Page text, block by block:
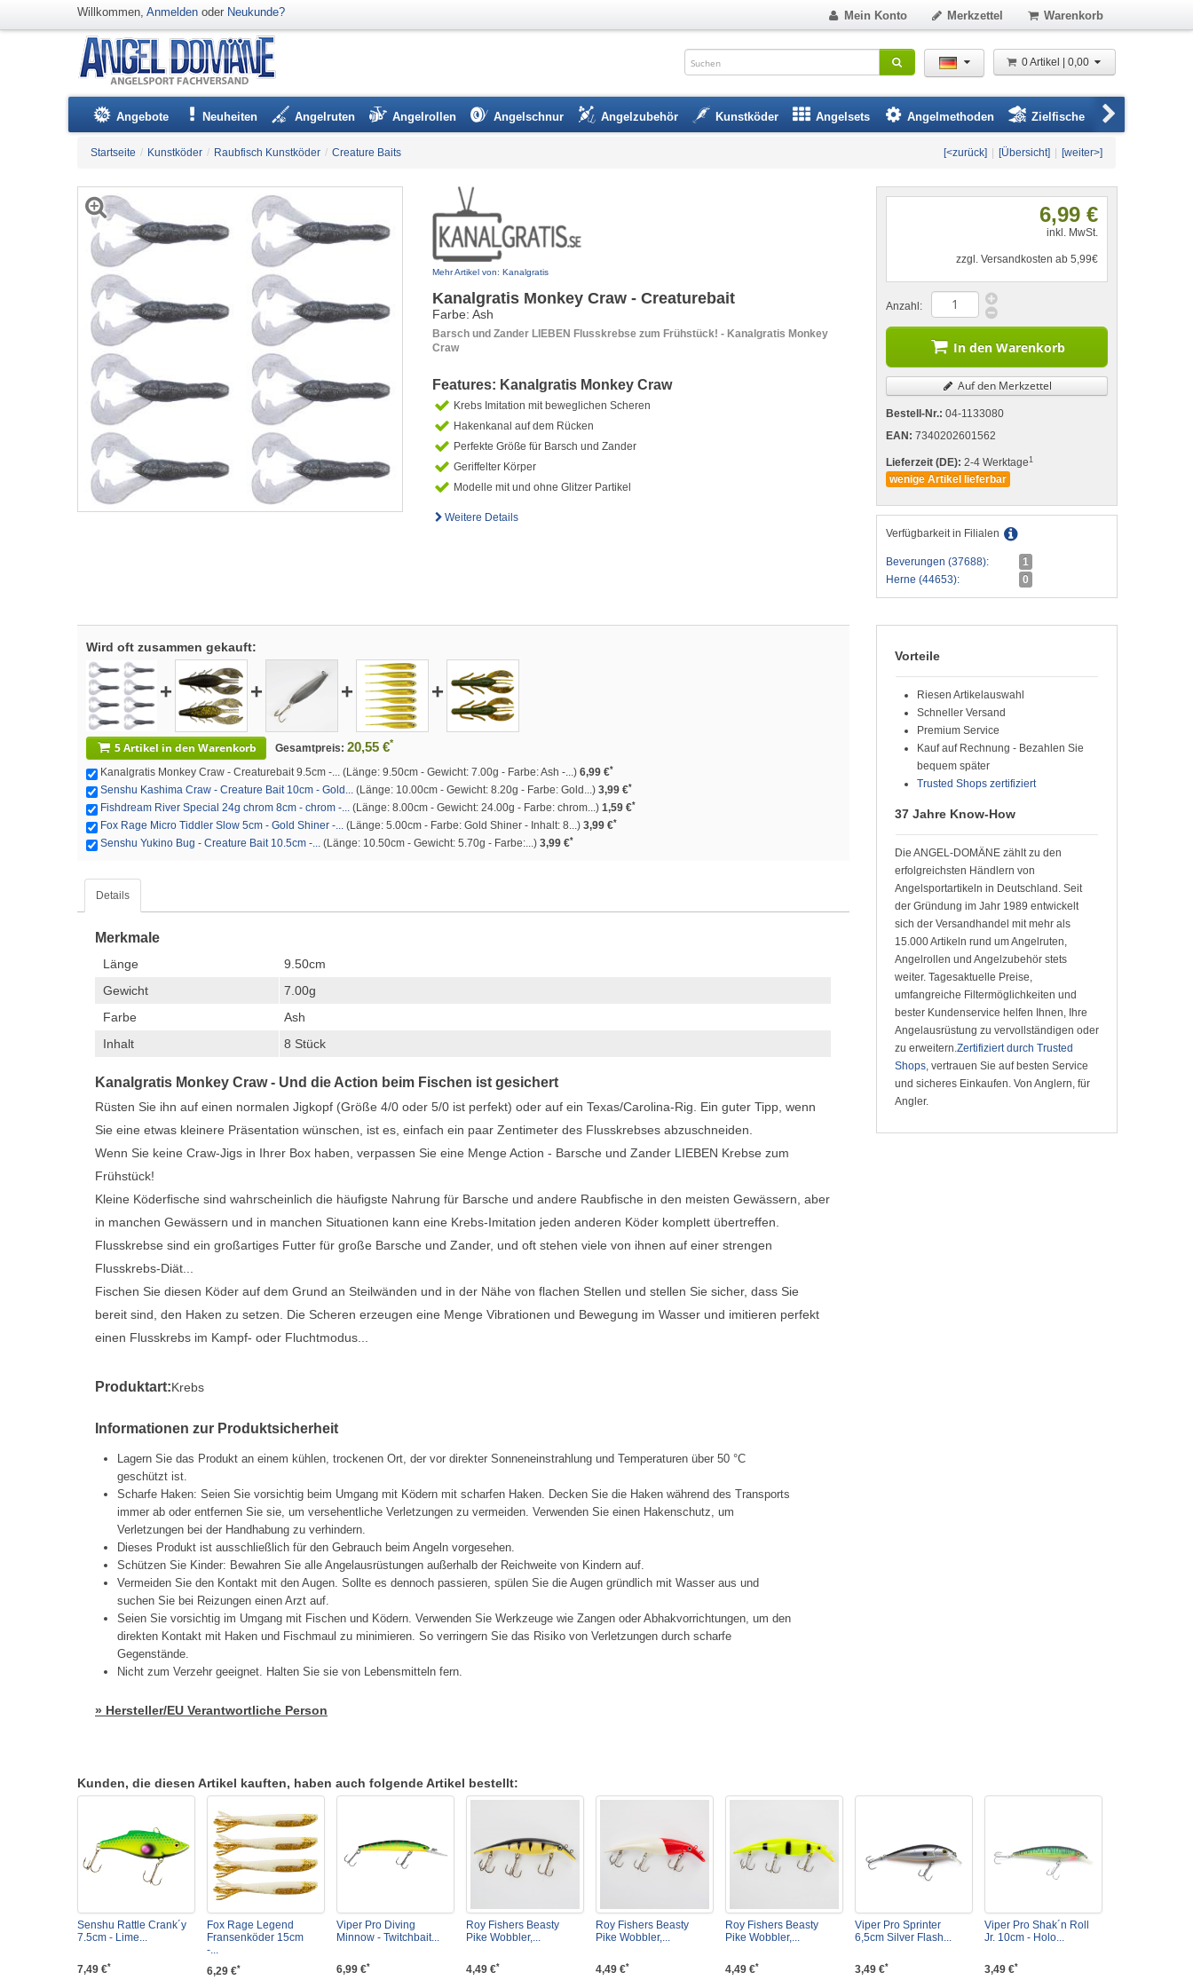
Willkommen, Anmelden oder Neukunde? Mein Konto Merkzettel Warenkorb
0 Artikel | 0,00
Angebote Neuheiten Angelruten Angelrollen Angelschnur Angelzubehör Kunstköder Angelsets Angelmethoden Zielfische
Startseite / Kunstköder / Raubfisch Kunstköder / Creature Baits [<zurück] [Übersicht] [weiter>]
Mehr Artikel von: Kanalgratis
Kanalgratis Monkey Craw - Creaturebait
Farbe: Ash
Barsch und Zander LIEBEN Flusskrebse zum Frühstück! - Kanalgratis Monkey
Craw
Features: Kanalgratis Monkey Craw
Krebs Imitation mit beweglichen Scheren
Hakenkanal auf dem Rücken
Perfekte Größe für Barsch und Zander
Geriffelter Körper
Modelle mit und ohne Glitzer Partikel
Weitere Details
6,99 €
inkl. MwSt.
zzgl. Versandkosten ab 5,99€
Anzahl:
In den Warenkorb
Auf den Merkzettel
Bestell-Nr.: 04-1133080
EAN: 7340202601562
Lieferzeit (DE): 2-4 Werktage 1
wenige Artikel lieferbar
Verfügbarkeit in Filialen
Beverungen (37688):
1
Herne (44653):
0
Wird oft zusammen gekauft:
+ + + +
5 Artikel in den Warenkorb Gesamtpreis: 20,55 €*
Kanalgratis Monkey Craw - Creaturebait 9.5cm -... (Länge: 9.50cm - Gewicht: 7.00g - Farbe: Ash -...) 6,99 €*
Senshu Kashima Craw - Creature Bait 10cm - Gold... (Länge: 10.00cm - Gewicht: 8.20g - Farbe: Gold...) 3,99 €*
Fishdream River Special 24g chrom 8cm - chrom -... (Länge: 8.00cm - Gewicht: 24.00g - Farbe: chrom...) 1,59 €*
Fox Rage Micro Tiddler Slow 5cm - Gold Shiner -... (Länge: 5.00cm - Farbe: Gold Shiner - Inhalt: 8...) 3,99 €*
Senshu Yukino Bug - Creature Bait 10.5cm -... (Länge: 10.50cm - Gewicht: 5.70g - Farbe:...) 3,99 €*
Details
Merkmale
Länge
9.50cm
Gewicht
7.00g
Farbe
Ash
Inhalt
8 Stück
Kanalgratis Monkey Craw - Und die Action beim Fischen ist gesichert
Rüsten Sie ihn auf einen normalen Jigkopf (Größe 4/0 oder 5/0 ist perfekt) oder auf ein Texas/Carolina-Rig. Ein guter Tipp, wenn
Sie eine etwas kleinere Präsentation wünschen, ist es, einfach ein paar Zentimeter des Flusskrebses abzuschneiden.
Wenn Sie keine Craw-Jigs in Ihrer Box haben, verpassen Sie eine Menge Action - Barsche und Zander LIEBEN Krebse zum
Frühstück!
Kleine Köderfische sind wahrscheinlich die häufigste Nahrung für Barsche und andere Raubfische in den meisten Gewässern, aber
in manchen Gewässern und in manchen Situationen kann eine Krebs-Imitation jeden anderen Köder komplett übertreffen.
Flusskrebse sind ein großartiges Futter für große Barsche und Zander, und oft stehen viele von ihnen auf einer strengen
Flusskrebs-Diät...
Fischen Sie diesen Köder auf dem Grund an Steilwänden und in der Nähe von flachen Stellen und stellen Sie sicher, dass Sie
bereit sind, den Haken zu setzen. Die Scheren erzeugen eine Menge Vibrationen und Bewegung im Wasser und imitieren perfekt
einen Flusskrebs im Kampf- oder Fluchtmodus...
Produktart:Krebs
Informationen zur Produktsicherheit
Lagern Sie das Produkt an einem kühlen, trockenen Ort, der vor direkter Sonneneinstrahlung und Temperaturen über 50 °C
geschützt ist.
Scharfe Haken: Seien Sie vorsichtig beim Umgang mit Ködern mit scharfen Haken. Decken Sie die Haken während des Transports
immer ab oder entfernen Sie sie, um versehentliche Verletzungen zu vermeiden. Verwenden Sie einen Hakenschutz, um
Verletzungen bei der Handhabung zu verhindern.
Dieses Produkt ist ausschließlich für den Gebrauch beim Angeln vorgesehen.
Schützen Sie Kinder: Bewahren Sie alle Angelausrüstungen außerhalb der Reichweite von Kindern auf.
Vermeiden Sie den Kontakt mit den Augen. Sollte es dennoch passieren, spülen Sie die Augen gründlich mit Wasser aus und
suchen Sie bei Reizungen einen Arzt auf.
Seien Sie vorsichtig im Umgang mit Fischen und Ködern. Verwenden Sie Werkzeuge wie Zangen oder Abhakvorrichtungen, um den
direkten Kontakt mit Haken und Fischmaul zu minimieren. So verringern Sie das Risiko von Verletzungen durch scharfe
Gegenstände.
Nicht zum Verzehr geeignet. Halten Sie sie von Lebensmitteln fern.
» Hersteller/EU Verantwortliche Person
Vorteile
Riesen Artikelauswahl
Schneller Versand
Premium Service
Kauf auf Rechnung - Bezahlen Sie
bequem später
Trusted Shops zertifiziert
37 Jahre Know-How
Die ANGEL-DOMÄNE zählt zu den
erfolgreichsten Händlern von
Angelsportartikeln in Deutschland. Seit
der Gründung im Jahr 1989 entwickelt
sich der Versandhandel mit mehr als
15.000 Artikeln rund um Angelruten,
Angelrollen und Angelzubehör stets
weiter. Tagesaktuelle Preise,
umfangreiche Filtermöglichkeiten und
bester Kundenservice helfen Ihnen, Ihre
Angelausrüstung zu vervollständigen oder
zu erweitern.Zertifiziert durch Trusted
Shops, vertrauen Sie auf besten Service
und sicheres Einkaufen. Von Anglern, für
Angler.
Kunden, die diesen Artikel kauften, haben auch folgende Artikel bestellt:
Senshu Rattle Crank´y
7.5cm - Lime...
7,49 €*
Fox Rage Legend
Fransenköder 15cm
-...
6,29 €*
Viper Pro Diving
Minnow - Twitchbait...
6,99 €*
Roy Fishers Beasty
Pike Wobbler,...
4,49 €*
Roy Fishers Beasty
Pike Wobbler,...
4,49 €*
Roy Fishers Beasty
Pike Wobbler,...
4,49 €*
Viper Pro Sprinter
6,5cm Silver Flash...
3,49 €*
Viper Pro Shak´n Roll
Jr. 10cm - Holo...
3,49 €*